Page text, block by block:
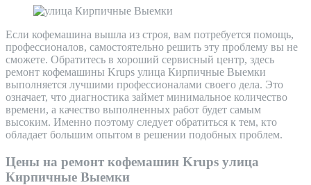
Если кофемашина вышла из строя, вам потребуется помощь,
профессионалов, самостоятельно решить эту проблему вы не
сможете. Обратитесь в хороший сервисный центр, здесь
ремонт кофемашины Krups улица Кирпичные Выемки
выполняется лучшими профессионалами своего дела. Это
означает, что диагностика займет минимальное количество
времени, а качество выполненных работ будет самым
высоким. Именно поэтому следует обратиться к тем, кто
обладает большим опытом в решении подобных проблем.
Цены на ремонт кофемашин Krups улица
Кирпичные Выемки